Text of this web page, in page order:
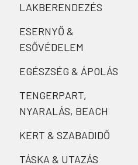
LAKBERENDEZÉS
ESERNYŐ &
ESŐVÉDELEM
EGÉSZSÉG & ÁPOLÁS
TENGERPART,
NYARALÁS, BEACH
KERT & SZABADIDŐ
TÁSKA & UTAZÁS